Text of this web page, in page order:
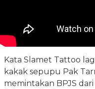
Kata Slamet Tattoo
kakak sepupu Pak
memintakan BPJS